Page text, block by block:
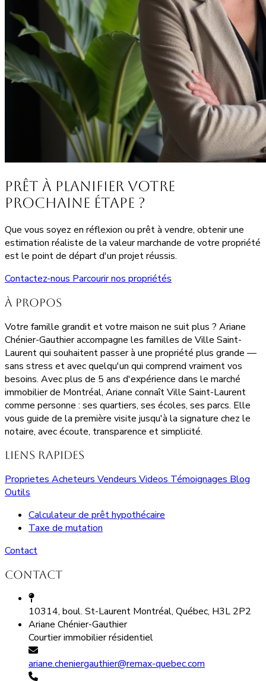
Prêt à planifier votre
prochaine étape ?
Que vous soyez en réflexion ou prêt à vendre, obtenir une
estimation réaliste de la valeur marchande de votre propriété
est le point de départ d'un projet réussis.
Contactez-nous Parcourir nos propriétés
À propos
Votre famille grandit et votre maison ne suit plus ? Ariane
Chénier-Gauthier accompagne les familles de Ville Saint-
Laurent qui souhaitent passer à une propriété plus grande —
sans stress et avec quelqu'un qui comprend vraiment vos
besoins. Avec plus de 5 ans d'expérience dans le marché
immobilier de Montréal, Ariane connaît Ville Saint-Laurent
comme personne : ses quartiers, ses écoles, ses parcs. Elle
vous guide de la première visite jusqu'à la signature chez le
notaire, avec écoute, transparence et simplicité.
Liens rapides
Proprietes Acheteurs Vendeurs Videos Témoignages Blog
Outils
Calculateur de prêt hypothécaire
Taxe de mutation
Contact
Contact
10314, boul. St-Laurent Montréal, Québec, H3L 2P2
Ariane Chénier-Gauthier
Courtier immobilier résidentiel
ariane.cheniergauthier@remax-quebec.com